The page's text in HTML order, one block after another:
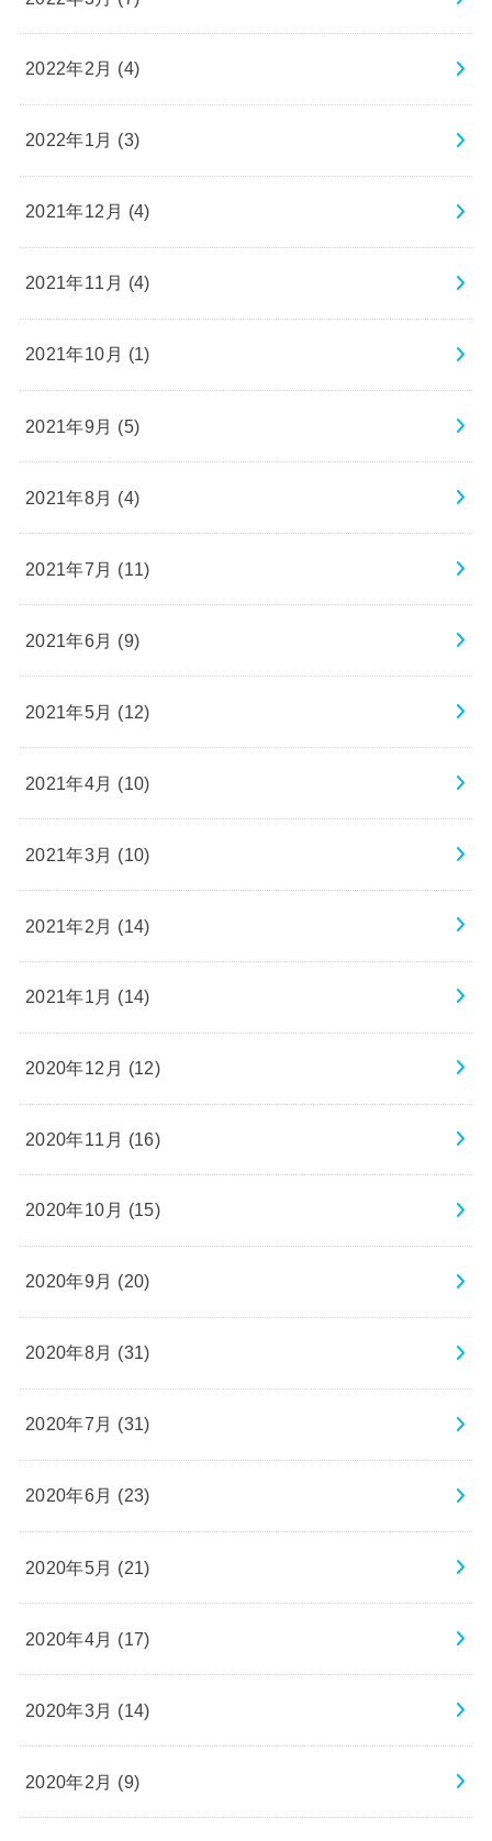
2022年2月 (4)
2022年1月 (3)
2021年12月 (4)
2021年11月 (4)
2021年10月 (1)
2021年9月 (5)
2021年8月 (4)
2021年7月 (11)
2021年6月 (9)
2021年5月 (12)
2021年4月 (10)
2021年3月 (10)
2021年2月 (14)
2021年1月 (14)
2020年12月 (12)
2020年11月 (16)
2020年10月 (15)
2020年9月 (20)
2020年8月 (31)
2020年7月 (31)
2020年6月 (23)
2020年5月 (21)
2020年4月 (17)
2020年3月 (14)
2020年2月 (9)